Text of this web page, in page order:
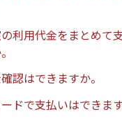
利用代金をまとめて
認はできますか。
ドで支払いはできます